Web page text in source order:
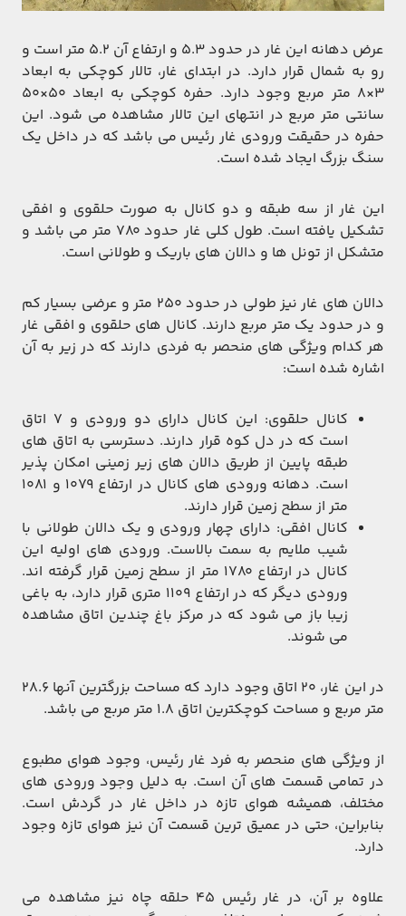
عرض دهانه این غار در حدود ۵.۳ و ارتفاع آن ۵.۲ متر است و
رو به شمال قرار دارد. در ابتدای غار، تالار کوچکی به ابعاد
۳×۸ متر مربع وجود دارد. حفره کوچکی به ابعاد ۵۰×۵۰
سانتی متر مربع در انتهای این تالار مشاهده می شود. این
حفره در حقیقت ورودی غار رئیس می باشد که در داخل یک
سنگ بزرگ ایجاد شده است.
این غار از سه طبقه و دو کانال به صورت حلقوی و افقی
تشکیل یافته است. طول کلی غار حدود ۷۸۰ متر می باشد و
متشکل از تونل ها و دالان های باریک و طولانی است.
دالان های غار نیز طولی در حدود ۲۵۰ متر و عرضی بسیار کم
و در حدود یک متر مربع دارند. کانال های حلقوی و افقی غار
هر کدام ویژگی های منحصر به فردی دارند که در زیر به آن
اشاره شده است:
کانال حلقوی: این کانال دارای دو ورودی و ۷ اتاق
است که در دل کوه قرار دارند. دسترسی به اتاق های
طبقه پایین از طریق دالان های زیر زمینی امکان پذیر
است. دهانه ورودی های کانال در ارتفاع ۱۰۷۹ و ۱۰۸۱
متر از سطح زمین قرار دارند.
کانال افقی: دارای چهار ورودی و یک دالان طولانی با
شیب ملایم به سمت بالاست. ورودی های اولیه این
کانال در ارتفاع ۱۷۸۰ متر از سطح زمین قرار گرفته اند.
ورودی دیگر که در ارتفاع ۱۱۰۹ متری قرار دارد، به باغی
زیبا باز می شود که در مرکز باغ چندین اتاق مشاهده
می شوند.
در این غار، ۲۰ اتاق وجود دارد که مساحت بزرگترین آنها ۲۸.۶
متر مربع و مساحت کوچکترین اتاق ۱.۸ متر مربع می باشد.
از ویژگی های منحصر به فرد غار رئیس، وجود هوای مطبوع
در تمامی قسمت های آن است. به دلیل وجود ورودی های
مختلف، همیشه هوای تازه در داخل غار در گردش است.
بنابراین، حتی در عمیق ترین قسمت آن نیز هوای تازه وجود
دارد.
علاوه بر آن، در غار رئیس ۴۵ حلقه چاه نیز مشاهده می